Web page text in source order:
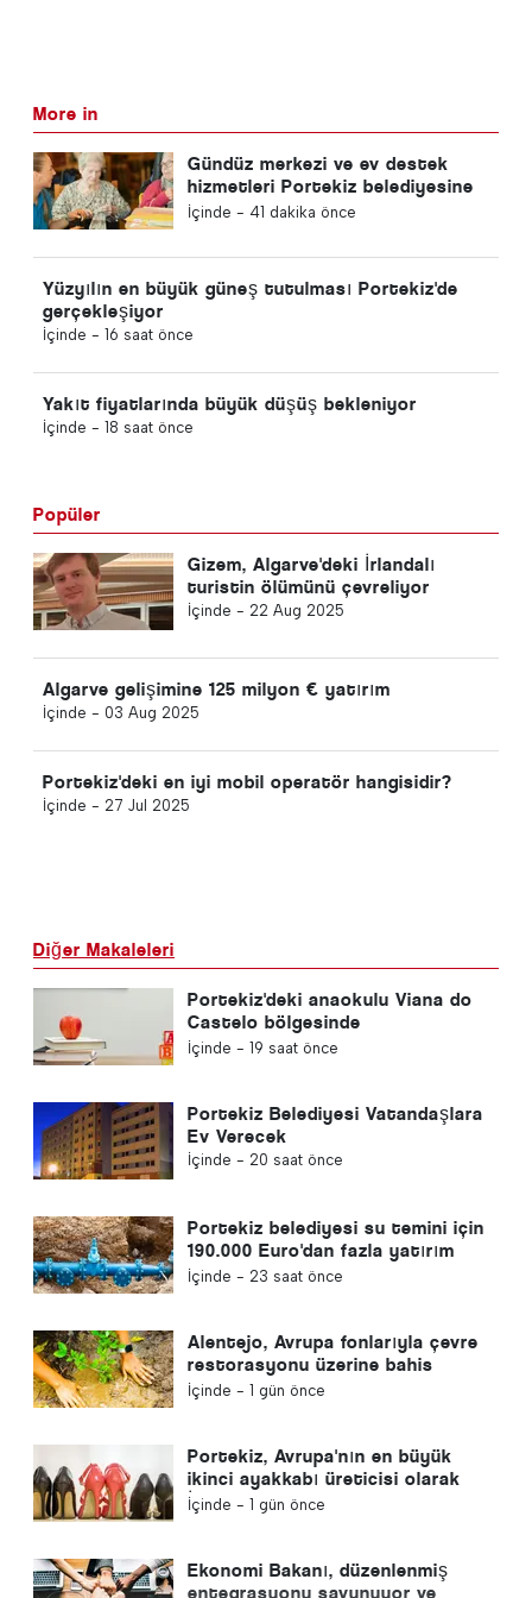
More in
Gündüz merkezi ve ev destek
hizmetleri Portekiz belediyesine
geri dönecek
İçinde - 41 dakika önce
Yüzyılın en büyük güneş tutulması Portekiz'de
gerçekleşiyor
İçinde - 16 saat önce
Yakıt fiyatlarında büyük düşüş bekleniyor
İçinde - 18 saat önce
Popüler
Gizem, Algarve'deki İrlandalı
turistin ölümünü çevreliyor
İçinde - 22 Aug 2025
Algarve gelişimine 125 milyon € yatırım
İçinde - 03 Aug 2025
Portekiz'deki en iyi mobil operatör hangisidir?
İçinde - 27 Jul 2025
Diğer Makaleleri
Portekiz'deki anaokulu Viana do
Castelo bölgesinde
kapanmayacak
İçinde - 19 saat önce
Portekiz Belediyesi Vatandaşlara
Ev Verecek
İçinde - 20 saat önce
Portekiz belediyesi su temini için
190.000 Euro'dan fazla yatırım
yapıyor
İçinde - 23 saat önce
Alentejo, Avrupa fonlarıyla çevre
restorasyonu üzerine bahis
yapıyor
İçinde - 1 gün önce
Portekiz, Avrupa'nın en büyük
ikinci ayakkabı üreticisi olarak
İspanya'yı geride bıraktı
İçinde - 1 gün önce
Ekonomi Bakanı, düzenlenmiş
entegrasyonu savunuyor ve